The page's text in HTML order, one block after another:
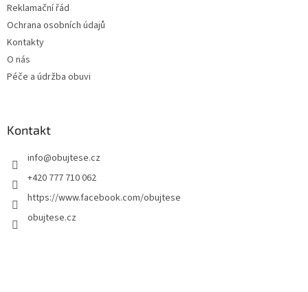
Reklamační řád
Ochrana osobních údajů
Kontakty
O nás
Péče a údržba obuvi
Kontakt
info@obujtese.cz
+420 777 710 062
https://www.facebook.com/obujtese
obujtese.cz